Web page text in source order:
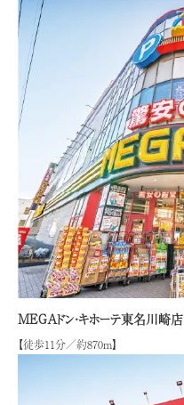
MEGAドン・キホーテ東名川崎店
【徒歩11分／約870m】